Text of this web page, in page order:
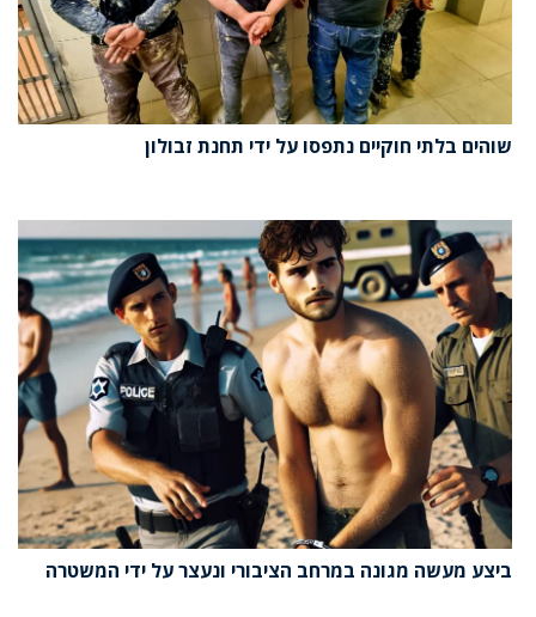
שוהים בלתי חוקיים נתפסו על ידי תחנת זבולון
ביצע מעשה מגונה במרחב הציבורי ונעצר על ידי המשטרה